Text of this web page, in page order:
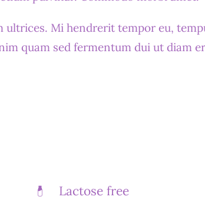
Mi hendrerit tempor eu,
quam sed fermentum dui ut diam
Lactose free